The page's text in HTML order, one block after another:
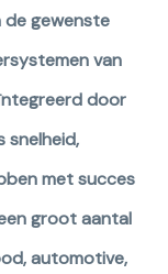
gewenste
van
door
snelheid,
met succes
groot aantal
automotive,